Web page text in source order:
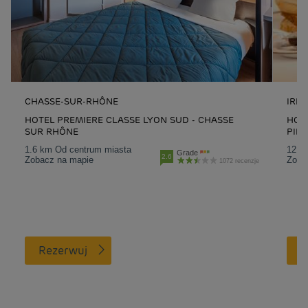
CHASSE-SUR-RHÔNE
HOTEL PREMIERE CLASSE LYON SUD - CHASSE
SUR RHÔNE
1.6 km Od centrum miasta
Zobacz na mapie
2.6 Grade
1072 recenzje
Rezerwuj
12.5